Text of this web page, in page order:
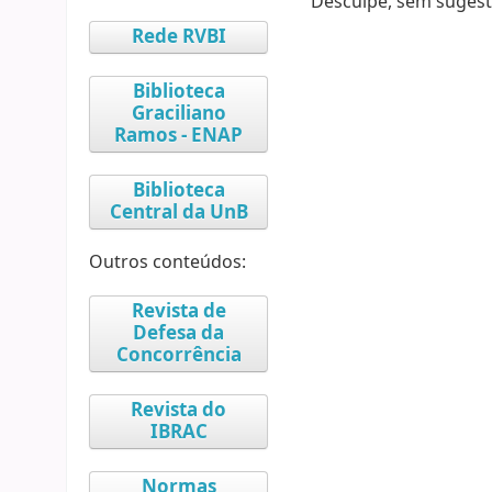
Rede RVBI
Biblioteca
Graciliano
Ramos - ENAP
Biblioteca
Central da UnB
Outros conteúdos:
Revista de
Defesa da
Concorrência
Revista do
IBRAC